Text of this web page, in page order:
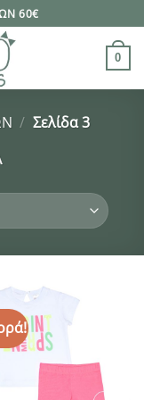
60€
0
/ Σελίδα 3